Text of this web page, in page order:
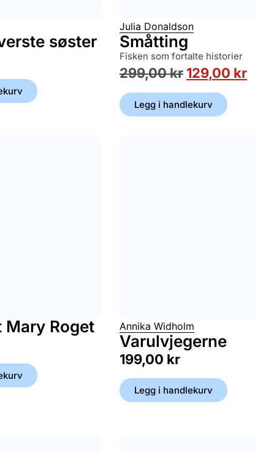
søster
Julia Donaldson
Småtting
fisken som fortalte historier
299,00kr 129,00 kr
Legg i handlekurv
Roget Annika Widholm
Varulvjegerne
199,00 kr
Legg i handlekurv